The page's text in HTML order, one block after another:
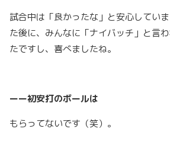
試合中は「良かったな」と安心してい
た後に、みんなに「ナイバッチ」と言
たですし、喜べましたね。
ーー初安打のボールは
もらってないです（笑）。